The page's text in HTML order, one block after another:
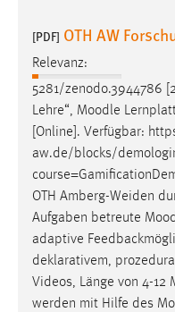
[PDF] OTH AW
Relevanz:
5281/zenodo.3944786
Lehre“, Moodle
[Online]. Verfügbar:
aw.de/blocks/
OTH Amberg-Weiden
Aufgaben betreute
adaptive
deklarativem,
Videos, Länge von 4-12
werden mit Hilfe des